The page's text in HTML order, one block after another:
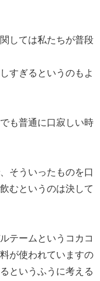
しては私たちが普段
すぎるというのもよ
も普通に口寂しい時
そういったものを口
むというのは決して
テームというコカコ
が使われていますの
というふうに考える